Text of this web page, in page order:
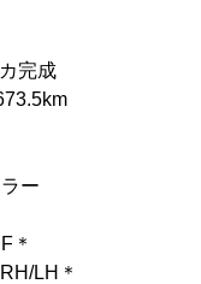
完成
ー
＊
LH＊